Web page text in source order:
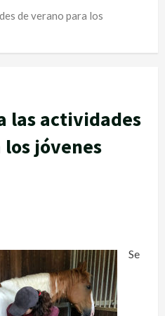
de verano para los
las actividades
jóvenes
Se